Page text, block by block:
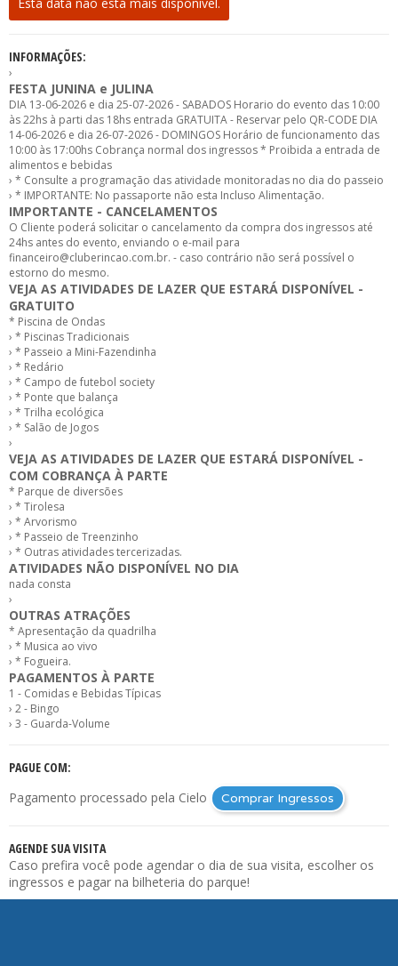
INFORMAÇÕES:
›
FESTA JUNINA e JULINA
DIA 13-06-2026 e dia 25-07-2026 - SABADOS Horario do evento das 10:00
às 22hs à parti das 18hs entrada GRATUITA - Reservar pelo QR-CODE DIA
14-06-2026 e dia 26-07-2026 - DOMINGOS Horário de funcionamento das
10:00 às 17:00hs Cobrança normal dos ingressos * Proibida a entrada de
alimentos e bebidas
› * Consulte a programação das atividade monitoradas no dia do passeio
› * IMPORTANTE: No passaporte não esta Incluso Alimentação.
IMPORTANTE - CANCELAMENTOS
O Cliente poderá solicitar o cancelamento da compra dos ingressos até
24hs antes do evento, enviando o e-mail para
financeiro@cluberincao.com.br. - caso contrário não será possível o
estorno do mesmo.
VEJA AS ATIVIDADES DE LAZER QUE ESTARÁ DISPONÍVEL -
GRATUITO
* Piscina de Ondas
› * Piscinas Tradicionais
› * Passeio a Mini-Fazendinha
› * Redário
› * Campo de futebol society
› * Ponte que balança
› * Trilha ecológica
› * Salão de Jogos
›
VEJA AS ATIVIDADES DE LAZER QUE ESTARÁ DISPONÍVEL -
COM COBRANÇA À PARTE
* Parque de diversões
› * Tirolesa
› * Arvorismo
› * Passeio de Treenzinho
› * Outras atividades tercerizadas.
ATIVIDADES NÃO DISPONÍVEL NO DIA
nada consta
›
OUTRAS ATRAÇÕES
* Apresentação da quadrilha
› * Musica ao vivo
› * Fogueira.
PAGAMENTOS À PARTE
1 - Comidas e Bebidas Típicas
› 2 - Bingo
› 3 - Guarda-Volume
PAGUE COM:
Pagamento processado pela Cielo
Comprar Ingressos
AGENDE SUA VISITA
Caso prefira você pode agendar o dia de sua visita, escolher os
ingressos e pagar na bilheteria do parque!